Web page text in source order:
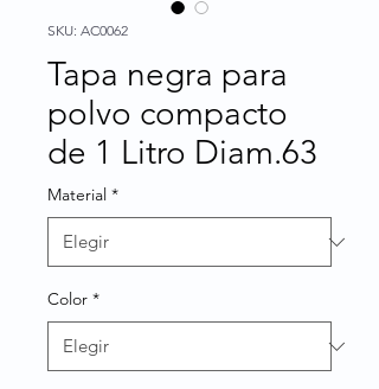
SKU: AC0062
Tapa negra para
polvo compacto
de 1 Litro Diam.63
Material *
Color *